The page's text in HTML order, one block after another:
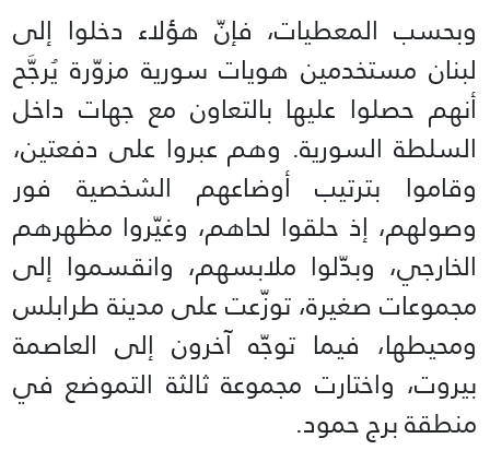
وبحسب المعطيات، فإنّ هؤلاء دخلوا إلى
لبنان مستخدمين هويات سورية مزوّرة يُرجَّح
أنهم حصلوا عليها بالتعاون مع جهات داخل
السلطة السورية. وهم عبروا على دفعتين،
وقاموا بترتيب أوضاعهم الشخصية فور
وصولهم، إذ حلقوا لحاهم، وغيّروا مظهرهم
الخارجي، وبدّلوا ملابسهم، وانقسموا إلى
مجموعات صغيرة، توزّعت على مدينة طرابلس
ومحيطها، فيما توجّه آخرون إلى العاصمة
بيروت، واختارت مجموعة ثالثة التموضع في
منطقة برج حمود.